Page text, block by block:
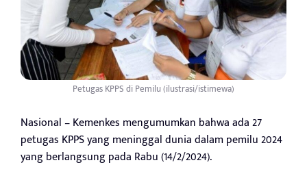
Petugas KPPS di Pemilu (ilustrasi/istimewa)
Nasional – Kemenkes mengumumkan bahwa ada 27
petugas KPPS yang meninggal dunia dalam pemilu 2024
yang berlangsung pada Rabu (14/2/2024).